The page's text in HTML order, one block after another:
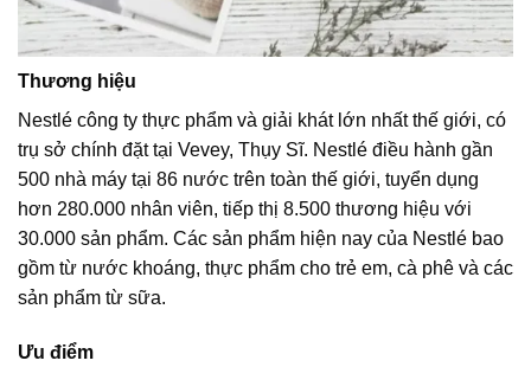
Thương hiệu
Nestlé công ty thực phẩm và giải khát lớn nhất thế giới, có
trụ sở chính đặt tại Vevey, Thụy Sĩ. Nestlé điều hành gần
500 nhà máy tại 86 nước trên toàn thế giới, tuyển dụng
hơn 280.000 nhân viên, tiếp thị 8.500 thương hiệu với
30.000 sản phẩm. Các sản phẩm hiện nay của Nestlé bao
gồm từ nước khoáng, thực phẩm cho trẻ em, cà phê và các
sản phẩm từ sữa.
Ưu điểm